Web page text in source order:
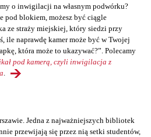
o inwigilacji na własnym podwórku?
pod blokiem, możesz być ciągle
ze straży miejskiej, który siedzi przy
ile naprawdę kamer może być w Twojej
która może to ukazywać?”. Polecamy
pod kamerą, czyli inwigilacja z
Jedna z najważniejszych bibliotek
przewijają się przez nią setki studentów,